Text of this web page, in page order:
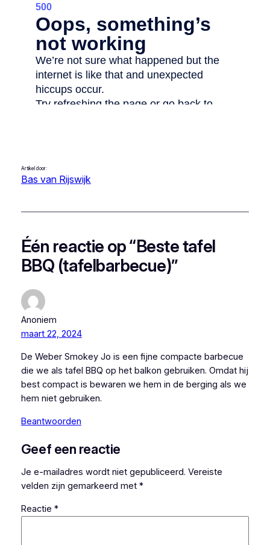
Artikel door:
Bas van Rijswijk
Één reactie op “Beste tafel
BBQ (tafelbarbecue)”
Anoniem
maart 22, 2024
De Weber Smokey Jo is een fijne compacte barbecue
die we als tafel BBQ op het balkon gebruiken. Omdat hij
best compact is bewaren we hem in de berging als we
hem niet gebruiken.
Beantwoorden
Geef een reactie
Je e-mailadres wordt niet gepubliceerd. Vereiste
velden zijn gemarkeerd met *
Reactie *